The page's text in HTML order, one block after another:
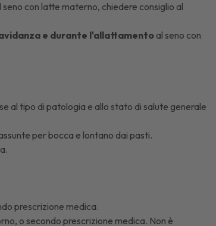
con latte materno, chiedere consiglio al
e durante l'allattamentoal seno con
al tipo di patologia e allo stato di salute generale
per bocca e lontano dai pasti.
prescrizione medica.
o secondo prescrizione medica. Non è